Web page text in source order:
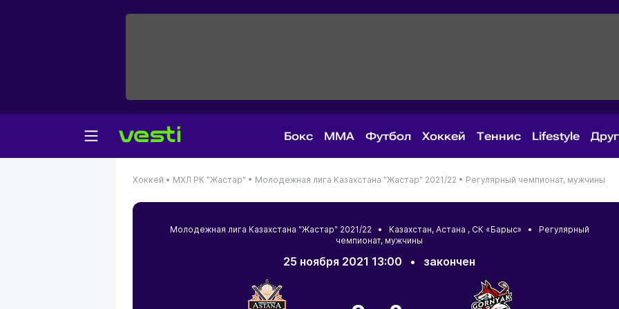
Бокс MMA Футбол Хоккей Теннис Lifestyle
Хоккей • МХЛ РК "Жастар" • Молодежная лига Казахстана "Жастар" 2021/22 • Регулярный чемпионат, мужчины
Молодежная лига Казахстана "Жастар" 2021/22 • Казахстан, Астана , СК «Барыс» • Регулярный
чемпионат, мужчины
25 ноября 2021 13:00 • закончен